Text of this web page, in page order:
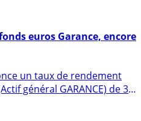
général GARANCE) de 3